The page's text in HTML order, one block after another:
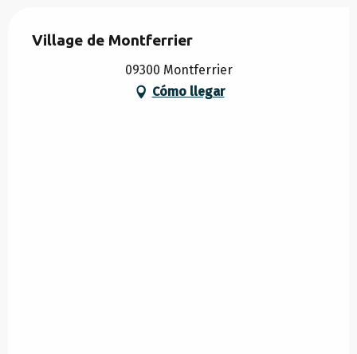
Village de Montferrier
09300 Montferrier
Cómo llegar